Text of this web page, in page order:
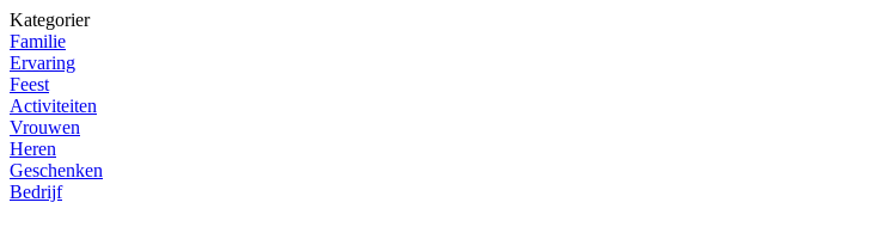
Kategorier
Familie
Ervaring
Feest
Activiteiten
Vrouwen
Heren
Geschenken
Bedrijf